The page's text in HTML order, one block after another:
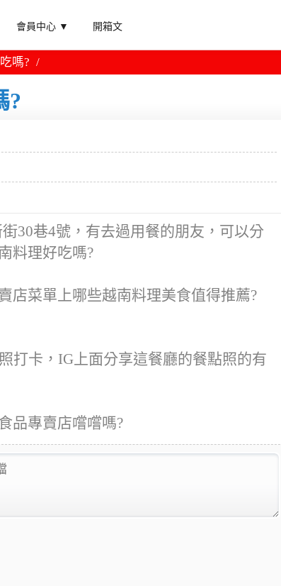
會員中心 ▼ 開箱文
嗎?
?
30巷4號，有去過用餐的朋友，可以分
料理好吃嗎?
店菜單上哪些越南料理美食值得推薦?
打卡，IG上面分享這餐廳的餐點照的有
品專賣店嚐嚐嗎?